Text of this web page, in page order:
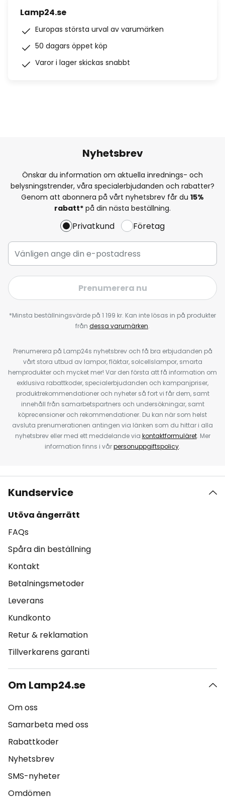
Lamp24.se
Europas största urval av varumärken
50 dagars öppet köp
Varor i lager skickas snabbt
Nyhetsbrev
Önskar du information om aktuella inrednings- och
belysningstrender, våra specialerbjudanden och rabatter?
Genom att abonnera på vårt nyhetsbrev får du 15%
rabatt* på din nästa beställning.
Privatkund Företag
Prenumerera nu
*Minsta beställningsvärde på 1 199 kr. Kan inte lösas in på produkter
från dessa varumärken.
Prenumerera på Lamp24s nyhetsbrev och få bra erbjudanden på
vårt stora utbud av lampor, fläktar, solcellslampor, smarta
hemprodukter och mycket mer! Var den första att få information om
exklusiva rabattkoder, specialerbjudanden och kampanjpriser,
produktrekommendationer och nyheter så fort vi får dem, samt
innehåll från samarbetspartners och undersökningar, samt
köprecensioner och rekommendationer. Du kan när som helst
avsluta prenumerationen antingen via länken som du hittar i alla
nyhetsbrev eller med ett meddelande via kontaktformuläret. Mer
information finns i vårpersonuppgiftspolicy.
Kundservice
Utöva ångerrätt
FAQs
Spåra din beställning
Kontakt
Betalningsmetoder
Leverans
Kundkonto
Retur & reklamation
Tillverkarens garanti
Om Lamp24.se
Om oss
Samarbeta med oss
Rabattkoder
Nyhetsbrev
SMS-nyheter
Omdömen